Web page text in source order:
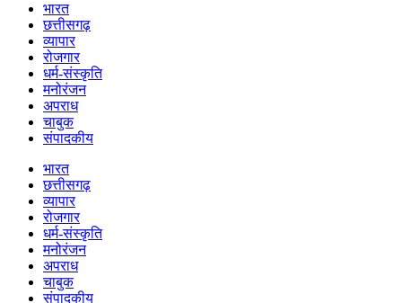
भारत
छत्तीसगढ़
व्यापार
रोजगार
धर्म-संस्कृति
मनोरंजन
अपराध
चाबुक
संपादकीय
भारत
छत्तीसगढ़
व्यापार
रोजगार
धर्म-संस्कृति
मनोरंजन
अपराध
चाबुक
संपादकीय